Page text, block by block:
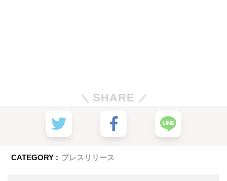
SHARE
CATEGORY : プレスリリース